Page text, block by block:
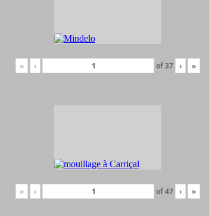
« ‹ of37 › »
« ‹ of47 › »